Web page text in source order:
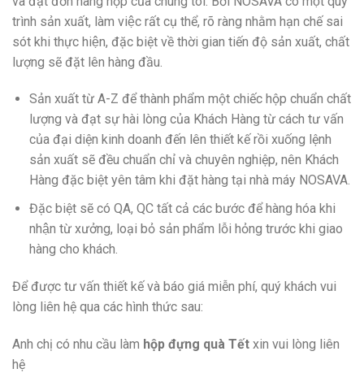
trình sản xuất, làm việc rất cụ thể, rõ ràng nhằm hạn chế sai
sót khi thực hiện, đặc biệt về thời gian tiến độ sản xuất, chất
lượng sẽ đặt lên hàng đầu.
Sản xuất từ A-Z để thành phẩm một chiếc hộp chuẩn chất
lượng và đạt sự hài lòng của Khách Hàng từ cách tư vấn
của đại diện kinh doanh đến lên thiết kế rồi xuống lệnh
sản xuất sẽ đều chuẩn chỉ và chuyên nghiệp, nên Khách
Hàng đặc biệt yên tâm khi đặt hàng tại nhà máy NOSAVA.
Đặc biệt sẽ có QA, QC tất cả các bước để hàng hóa khi
nhận từ xưởng, loại bỏ sản phẩm lỗi hỏng trước khi giao
hàng cho khách.
Để được tư vấn thiết kế và báo giá miễn phí, quý khách vui
lòng liên hệ qua các hình thức sau:
Anh chị có nhu cầu làm hộp đựng quà Tết xin vui lòng liên
hệ